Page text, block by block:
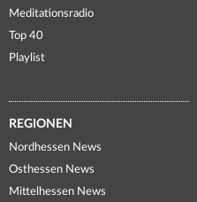
Meditationsradio
Top 40
Playlist
REGIONEN
Nordhessen News
Osthessen News
Mittelhessen News